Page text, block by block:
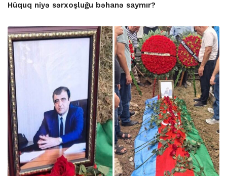
Hüquq niyə sərxoşluğu bəhanə saymır?